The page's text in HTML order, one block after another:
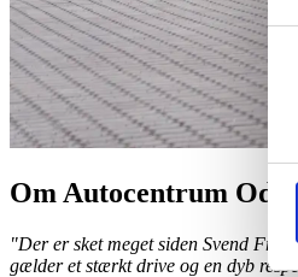
Om Autocentrum
"Der er sket meget siden Svend
gælder et stærkt drive og en dyb